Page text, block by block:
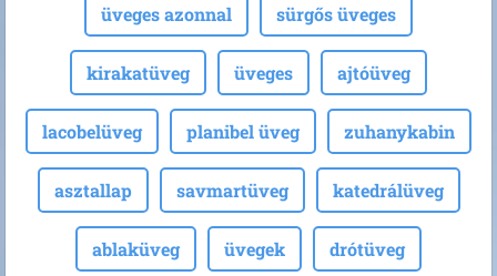
üveges azonnal sürgős üveges
kirakatüveg üveges ajtóüveg
lacobelüveg planibel üveg zuhanykabin
asztallap savmartüveg katedrálüveg
ablaküveg üvegek drótüveg